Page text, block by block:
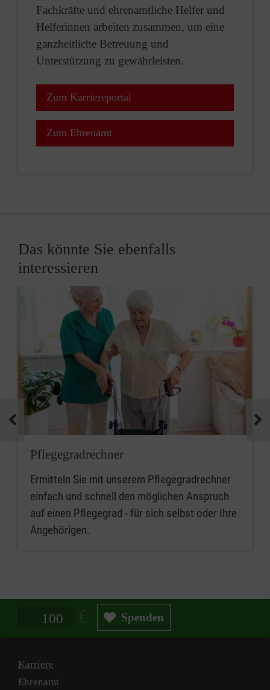
Fachkräfte und ehrenamtliche Helfer und
Helferinnen arbeiten zusammen, um eine
ganzheitliche Betreuung und
Unterstützung zu gewährleisten.
Zum Karriereportal
Zum Ehrenamt
Das könnte Sie ebenfalls
interessieren
Pflegegradrechner
Ermitteln Sie mit unserem Pflegegradrechner
einfach und schnell den möglichen Anspruch
auf einen Pflegegrad - für sich selbst oder Ihre
Angehörigen.
Spendenbetrag in Euro Spenden
Karriere
Ehrenamt